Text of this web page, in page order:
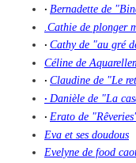
· Bernadette de
.Cathie de plonger
· Cathy de "au gré
Céline de
· Claudine de "Le
· Danièle de "La
· Erato de
Eva et ses doudous
Evelyne de food